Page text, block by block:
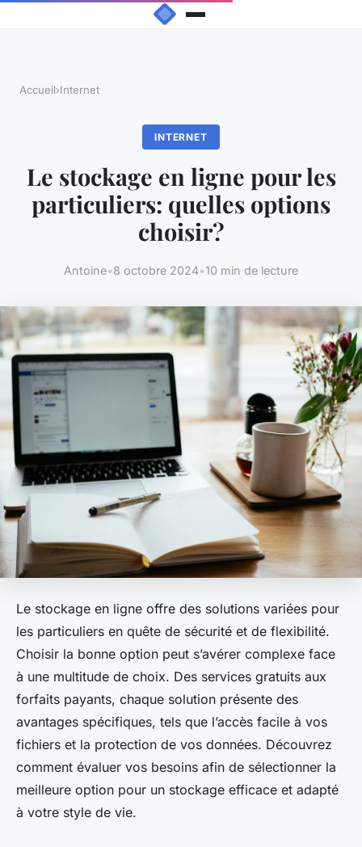
Accueil›Internet
INTERNET
Le stockage en ligne pour les
particuliers: quelles options
choisir?
Antoine•8 octobre 2024•10 min de lecture
Le stockage en ligne offre des solutions variées pour
les particuliers en quête de sécurité et de flexibilité.
Choisir la bonne option peut s’avérer complexe face
à une multitude de choix. Des services gratuits aux
forfaits payants, chaque solution présente des
avantages spécifiques, tels que l’accès facile à vos
fichiers et la protection de vos données. Découvrez
comment évaluer vos besoins afin de sélectionner la
meilleure option pour un stockage efficace et adapté
à votre style de vie.